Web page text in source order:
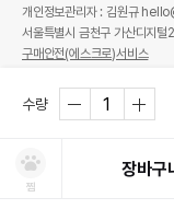
수량
찜
장바구
개인정보관리자 : 김원규
서울특별시 금천구 가산디지
구매안전(에스크로)서비스